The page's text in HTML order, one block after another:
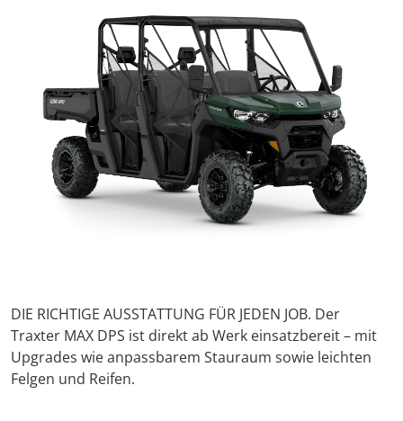
DIE RICHTIGE AUSSTATTUNG FÜR JEDEN JOB. Der
Traxter MAX DPS ist direkt ab Werk einsatzbereit – mit
Upgrades wie anpassbarem Stauraum sowie leichten
Felgen und Reifen.